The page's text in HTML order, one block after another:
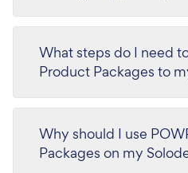
What steps do I need
Product Packages to
Why should I use
Packages on my